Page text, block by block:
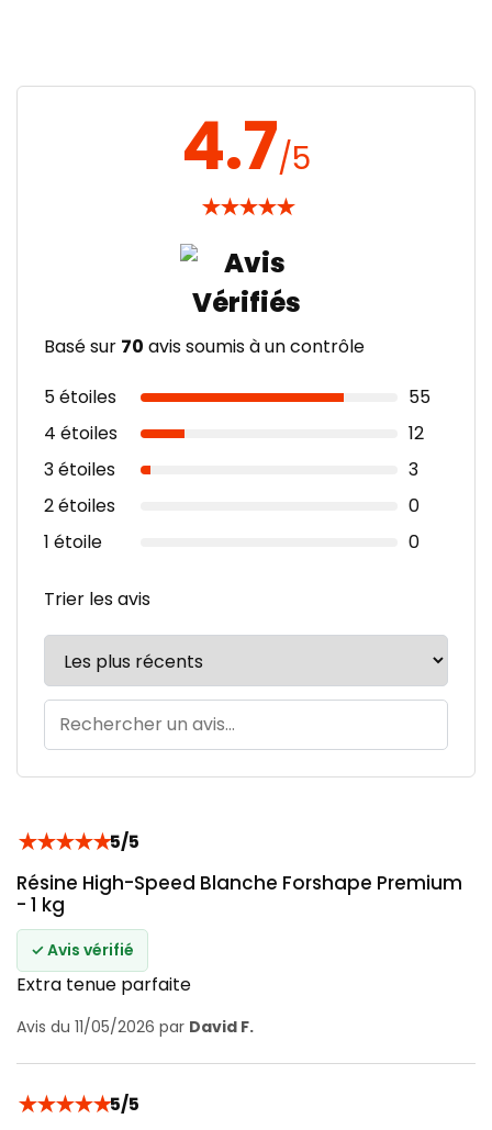
4.7/5
★★★★★
Basé sur 70 avis soumis à un contrôle
5 étoiles
55
4 étoiles
12
3 étoiles
3
2 étoiles
0
1 étoile
0
Trier les avis
★★★★★5/5
Résine High-Speed Blanche Forshape Premium
- 1 kg
✓ Avis vérifié
Extra tenue parfaite
Avis du 11/05/2026 par David F.
★★★★★5/5